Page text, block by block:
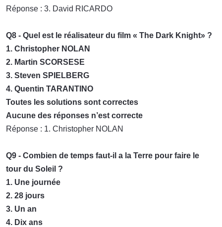
Réponse : 3. David RICARDO
Q8 - Quel est le réalisateur du film « The Dark Knight» ?
1. Christopher NOLAN
2. Martin SCORSESE
3. Steven SPIELBERG
4. Quentin TARANTINO
Toutes les solutions sont correctes
Aucune des réponses n’est correcte
Réponse : 1. Christopher NOLAN
Q9 - Combien de temps faut-il a la Terre pour faire le
tour du Soleil ?
1. Une journée
2. 28 jours
3. Un an
4. Dix ans